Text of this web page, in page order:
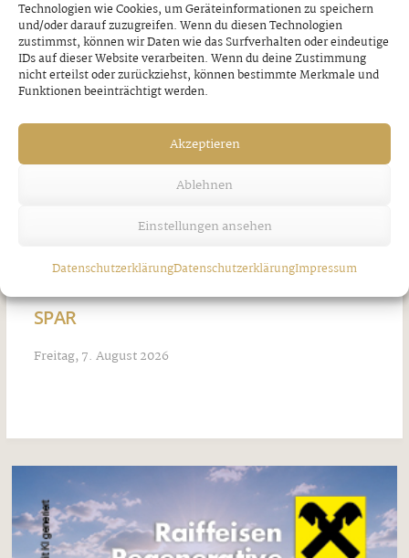
Technologien wie Cookies, um Geräteinformationen zu speichern
und/oder darauf zuzugreifen. Wenn du diesen Technologien
zustimmst, können wir Daten wie das Surfverhalten oder eindeutige
IDs auf dieser Website verarbeiten. Wenn du deine Zustimmung
nicht erteilst oder zurückziehst, können bestimmte Merkmale und
Funktionen beeinträchtigt werden.
Akzeptieren
Ablehnen
Einstellungen ansehen
DatenschutzerklärungDatenschutzerklärungImpressum
SPAR
Freitag, 7. August 2026